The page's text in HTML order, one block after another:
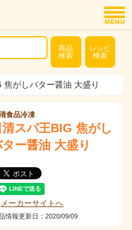
商品
検索
レシピ
検索
焦がしバター醤油 大盛り
食品冷凍
清スパ王BIG 焦がし
ター醤油 大盛り
メーカーサイトへ
情報更新日：2020/09/09